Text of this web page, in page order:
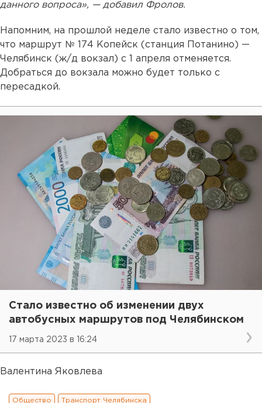
данного вопроса», — добавил Фролов.
Напомним, на прошлой неделе стало известно о том,
что маршрут № 174 Копейск (станция Потанино) —
Челябинск (ж/д вокзал) с 1 апреля отменяется.
Добраться до вокзала можно будет только с
пересадкой.
Стало известно об изменении двух
автобусных маршрутов под Челябинском
17 марта 2023 в 16:24
Валентина Яковлева
Общество Транспорт Челябинска